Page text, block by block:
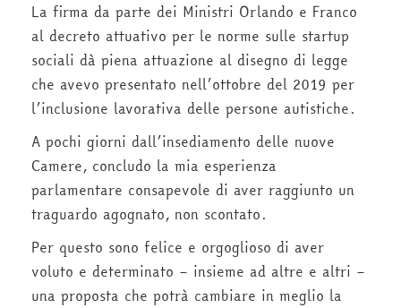
La firma da parte dei Ministri Orlando e Franco
al decreto attuativo per le norme sulle startup
sociali dà piena attuazione al disegno di legge
che avevo presentato nell’ottobre del 2019 per
l’inclusione lavorativa delle persone autistiche.
A pochi giorni dall’insediamento delle nuove
Camere, concludo la mia esperienza
parlamentare consapevole di aver raggiunto un
traguardo agognato, non scontato.
Per questo sono felice e orgoglioso di aver
voluto e determinato – insieme ad altre e altri –
una proposta che potrà cambiare in meglio la